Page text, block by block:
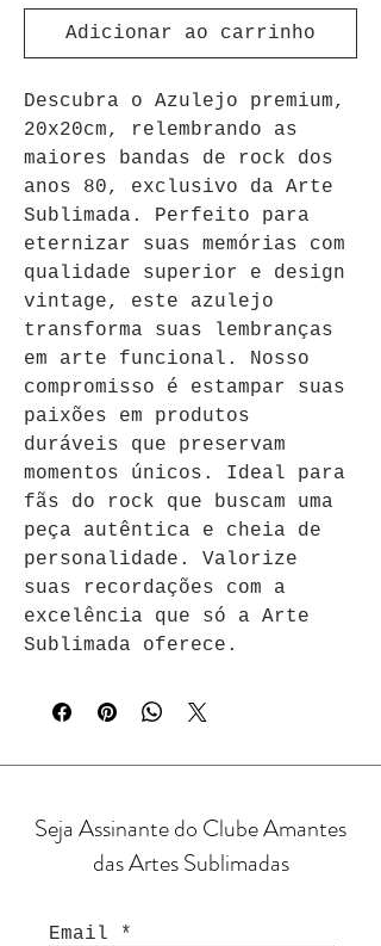
Adicionar ao carrinho
Descubra o Azulejo premium,
20x20cm, relembrando as
maiores bandas de rock dos
anos 80, exclusivo da Arte
Sublimada. Perfeito para
eternizar suas memórias com
qualidade superior e design
vintage, este azulejo
transforma suas lembranças
em arte funcional. Nosso
compromisso é estampar suas
paixões em produtos
duráveis que preservam
momentos únicos. Ideal para
fãs do rock que buscam uma
peça autêntica e cheia de
personalidade. Valorize
suas recordações com a
excelência que só a Arte
Sublimada oferece.
Seja Assinante do Clube Amantes
das Artes Sublimadas
Email